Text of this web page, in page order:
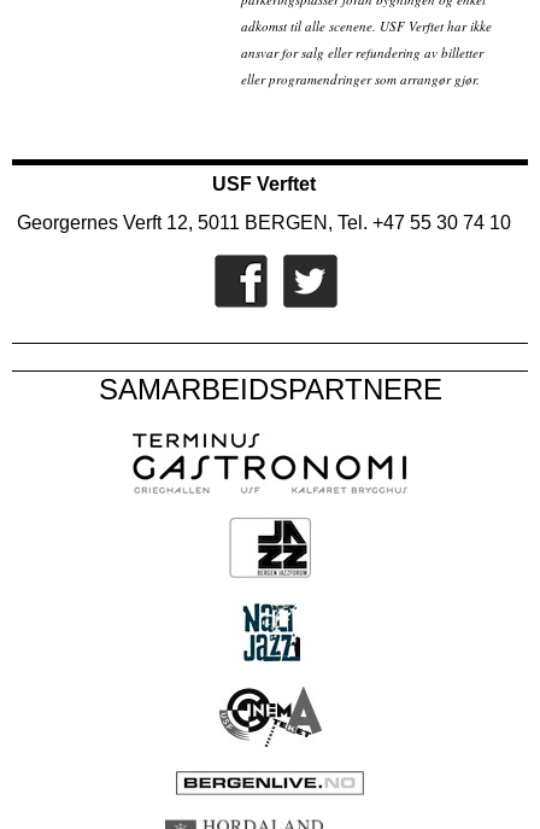
adkomst til alle scenene. USF Verftet har ikke
ansvar for salg eller refundering av billetter
eller programendringer som arrangør gjør.
USF Verftet
Georgernes Verft 12, 5011 BERGEN, Tel. +47 55 30 74 10
SAMARBEIDSPARTNERE